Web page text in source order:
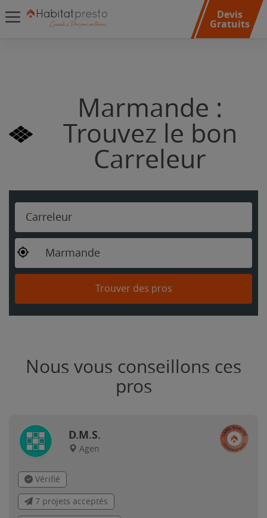
Devis
Gratuits
Marmande :
Trouvez le bon
Carreleur
Carreleur
Marmande
Trouver des pros
Nous vous conseillons ces
pros
D.M.S.
Agen
Vérifié
7 projets acceptés